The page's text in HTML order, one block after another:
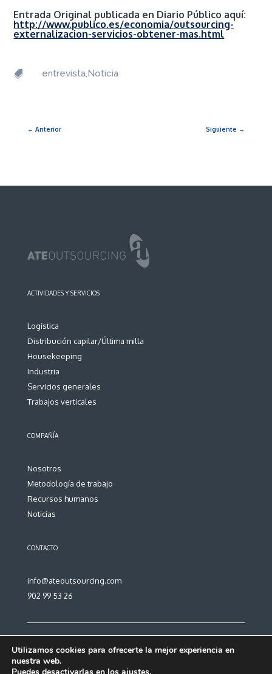
Entrada Original publicada en Diario Público aquí:
http://www.publico.es/economia/outsourcing-
externalizacion-servicios-obtener-mas.html
 entrevista,Noticia
← Anterior Siguiente →
ACTIVIDADES Y SERVICIOS
Logística
Distribución capilar/Última milla
Housekeeping
Industria
Servicios generales
Trabajos verticales
COMPAÑÍA
Nosotros
Metodología de trabajo
Recursos humanos
Noticias
CONTACTO
info@ateoutsourcing.com
902 99 53 26
PRIVACIDAD
Utilizamos cookies para ofrecerte la mejor experiencia en
nuestra web.